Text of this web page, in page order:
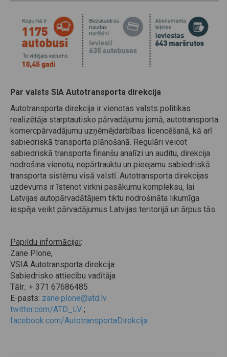
Par valsts SIA Autotransporta direkcija
Autotransporta direkcija ir vienotas valsts politikas
realizētāja starptautisko pārvadājumu jomā, autotransporta
komercpārvadājumu uzņēmējdarbības licencēšanā, kā arī
sabiedriskā transporta plānošanā. Regulāri veicot
sabiedriskā transporta finanšu analīzi un auditu, direkcija
nodrošina vienotu, nepārtrauktu un pieejamu sabiedriskā
transporta sistēmu visā valstī. Autotransporta direkcijas
uzdevums ir īstenot virkni pasākumu kompleksu, lai
Latvijas autopārvadātājiem tiktu nodrošināta likumīga
iespēja veikt pārvadājumus Latvijas teritorijā un ārpus tās.
Papildu informācijai:
Zane Plone,
VSIA Autotransporta direkcija
Sabiedrisko attiecību vadītāja
Tālr.: + 371 67686485
E-pasts: zane.plone@atd.lv
twitter.com/ATD_LV ;
facebook.com/AutotransportaDirekcija